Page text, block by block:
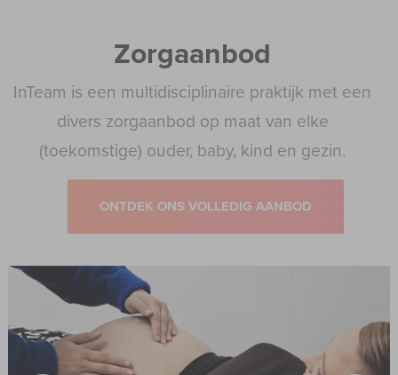
Zorgaanbod
InTeam is een multidisciplinaire praktijk met een
divers zorgaanbod op maat van elke
(toekomstige) ouder, baby, kind en gezin.
ONTDEK ONS VOLLEDIG AANBOD